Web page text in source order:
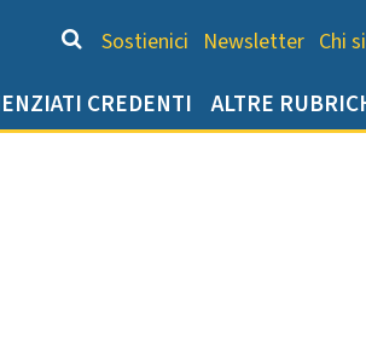
Chi siamo
Sostienici Newsletter Chi
CREDENTI ALTRE